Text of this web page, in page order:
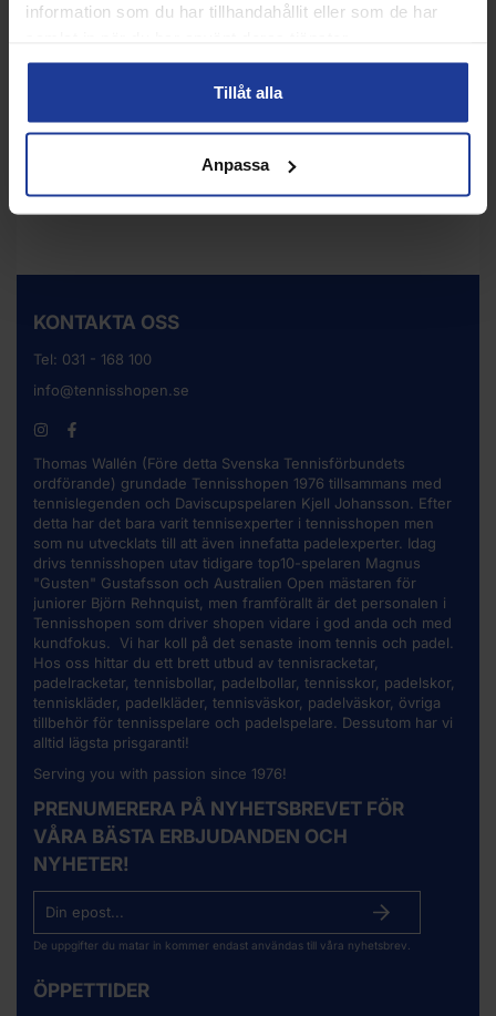
information som du har tillhandahållit eller som de har
Tillåt alla
Anpassa
Info Köp Info Köp
KONTAKTA OSS
Tel: 031 - 168 100
info@tennisshopen.se
Thomas Wallén (Före detta Svenska Tennisförbundets
ordförande) grundade Tennisshopen 1976 tillsammans med
tennislegenden och Daviscupspelaren Kjell Johansson. Efter
detta har det bara varit tennisexperter i tennisshopen men
som nu utvecklats till att även innefatta padelexperter. Idag
drivs tennisshopen utav tidigare top10-spelaren Magnus
"Gusten" Gustafsson och Australien Open mästaren för
juniorer Björn Rehnquist, men framförallt är det personalen i
Tennisshopen som driver shopen vidare i god anda och med
kundfokus. Vi har koll på det senaste inom tennis och padel.
Hos oss hittar du ett brett utbud av tennisracketar,
padelracketar, tennisbollar, padelbollar, tennisskor, padelskor,
tenniskläder, padelkläder, tennisväskor, padelväskor, övriga
tillbehör för tennisspelare och padelspelare. Dessutom har vi
alltid lägsta prisgaranti!
Serving you with passion since 1976!
PRENUMERERA PÅ NYHETSBREVET FÖR
VÅRA BÄSTA ERBJUDANDEN OCH
NYHETER!
De uppgifter du matar in kommer endast användas till våra nyhetsbrev.
ÖPPETTIDER